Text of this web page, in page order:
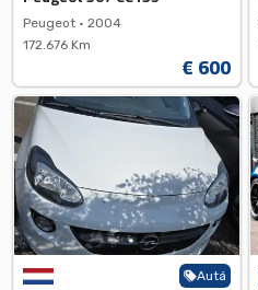
Peugeot • 2004
172.676 Km
€ 600
Autá